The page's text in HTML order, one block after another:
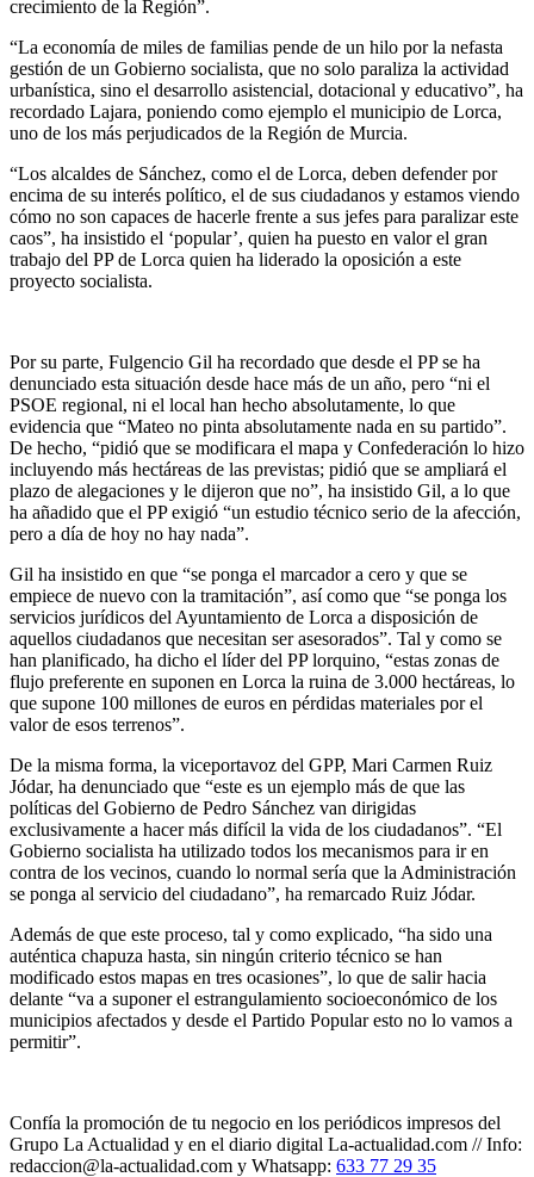
crecimiento de la Región”.
“La economía de miles de familias pende de un hilo por la nefasta
gestión de un Gobierno socialista, que no solo paraliza la actividad
urbanística, sino el desarrollo asistencial, dotacional y educativo”, ha
recordado Lajara, poniendo como ejemplo el municipio de Lorca,
uno de los más perjudicados de la Región de Murcia.
“Los alcaldes de Sánchez, como el de Lorca, deben defender por
encima de su interés político, el de sus ciudadanos y estamos viendo
cómo no son capaces de hacerle frente a sus jefes para paralizar este
caos”, ha insistido el ‘popular’, quien ha puesto en valor el gran
trabajo del PP de Lorca quien ha liderado la oposición a este
proyecto socialista.
Por su parte, Fulgencio Gil ha recordado que desde el PP se ha
denunciado esta situación desde hace más de un año, pero “ni el
PSOE regional, ni el local han hecho absolutamente, lo que
evidencia que “Mateo no pinta absolutamente nada en su partido”.
De hecho, “pidió que se modificara el mapa y Confederación lo hizo
incluyendo más hectáreas de las previstas; pidió que se ampliará el
plazo de alegaciones y le dijeron que no”, ha insistido Gil, a lo que
ha añadido que el PP exigió “un estudio técnico serio de la afección,
pero a día de hoy no hay nada”.
Gil ha insistido en que “se ponga el marcador a cero y que se
empiece de nuevo con la tramitación”, así como que “se ponga los
servicios jurídicos del Ayuntamiento de Lorca a disposición de
aquellos ciudadanos que necesitan ser asesorados”. Tal y como se
han planificado, ha dicho el líder del PP lorquino, “estas zonas de
flujo preferente en suponen en Lorca la ruina de 3.000 hectáreas, lo
que supone 100 millones de euros en pérdidas materiales por el
valor de esos terrenos”.
De la misma forma, la viceportavoz del GPP, Mari Carmen Ruiz
Jódar, ha denunciado que “este es un ejemplo más de que las
políticas del Gobierno de Pedro Sánchez van dirigidas
exclusivamente a hacer más difícil la vida de los ciudadanos”. “El
Gobierno socialista ha utilizado todos los mecanismos para ir en
contra de los vecinos, cuando lo normal sería que la Administración
se ponga al servicio del ciudadano”, ha remarcado Ruiz Jódar.
Además de que este proceso, tal y como explicado, “ha sido una
auténtica chapuza hasta, sin ningún criterio técnico se han
modificado estos mapas en tres ocasiones”, lo que de salir hacia
delante “va a suponer el estrangulamiento socioeconómico de los
municipios afectados y desde el Partido Popular esto no lo vamos a
permitir”.
Confía la promoción de tu negocio en los periódicos impresos del
Grupo La Actualidad y en el diario digital La-actualidad.com // Info:
redaccion@la-actualidad.com y Whatsapp: 633 77 29 35